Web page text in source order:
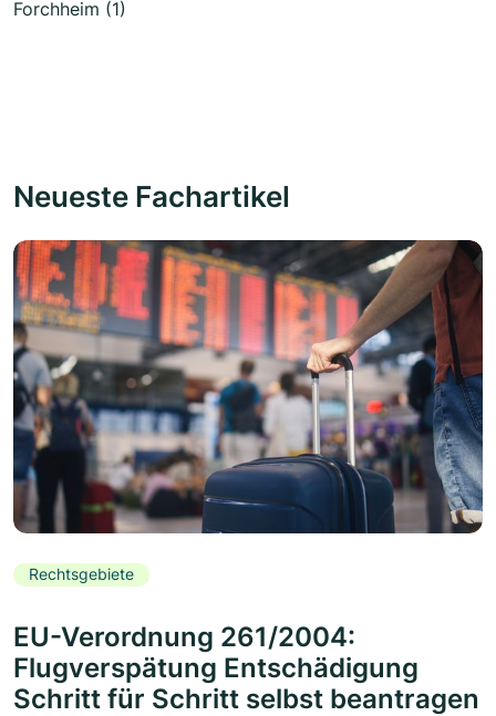
Forchheim (1)
Neueste Fachartikel
Rechtsgebiete
EU-Verordnung 261/2004:
Flugverspätung Entschädigung
Schritt für Schritt selbst beantragen